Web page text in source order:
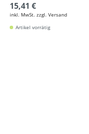
15,41 €
inkl. MwSt. zzgl. Versand
Artikel vorrätig